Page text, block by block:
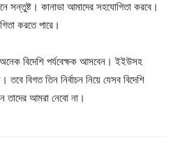
সন্তুষ্ট। কানাডা আমাদের সহযোগিতা করবে।
করতে পারে।
অনেক বিদেশি পর্যবেক্ষক আসবেন। ইইউসহ
তবে বিগত তিন নির্বাচন নিয়ে যেসব বিদেশি
তাদের আমরা নেবো না।